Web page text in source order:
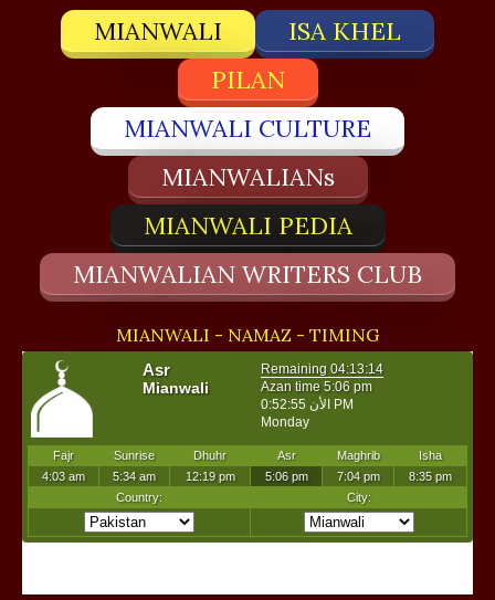
MIANWALI
ISA KHEL
PILAN
MIANWALI CULTURE
MIANWALIANs
MIANWALI PEDIA
MIANWALIAN WRITERS CLUB
MIANWALI - NAMAZ - TIMING